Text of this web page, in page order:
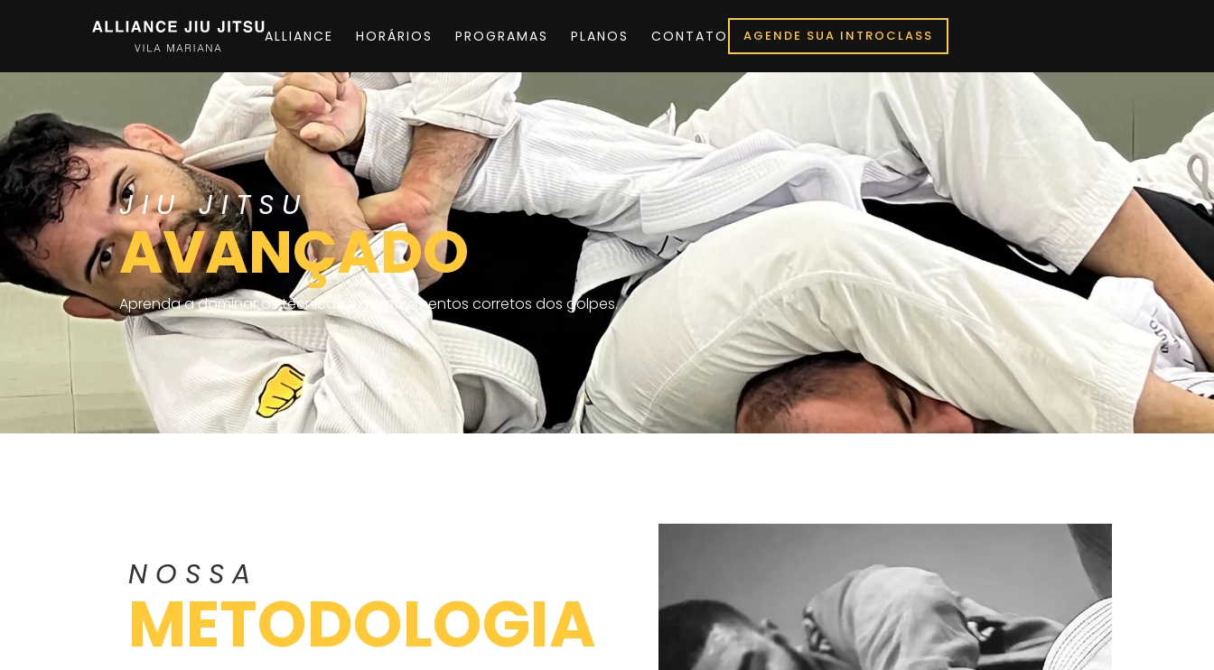
ALLIANCE HORÁRIOS PROGRAMAS PLANOS CONTATO AGENDE SUA INTROCLASS
JIU JITSU
AVANÇADO
Aprenda a dominar as técnicas e os movimentos corretos dos golpes.
NOSSA
METODOLOGIA